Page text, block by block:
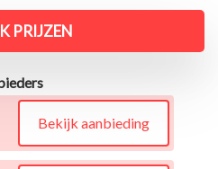
PRIJZEN
Bekijk aanbieding